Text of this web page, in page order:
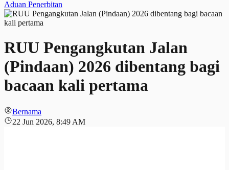
Aduan Penerbitan
RUU Pengangkutan Jalan
(Pindaan) 2026 dibentang bagi
bacaan kali pertama
Bernama
22 Jun 2026, 8:49 AM